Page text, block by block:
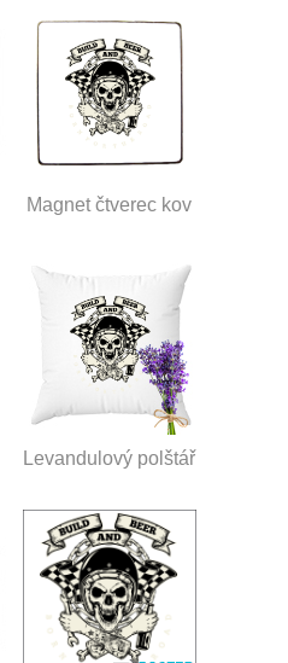
Magnet čtverec kov
Levandulový polštář